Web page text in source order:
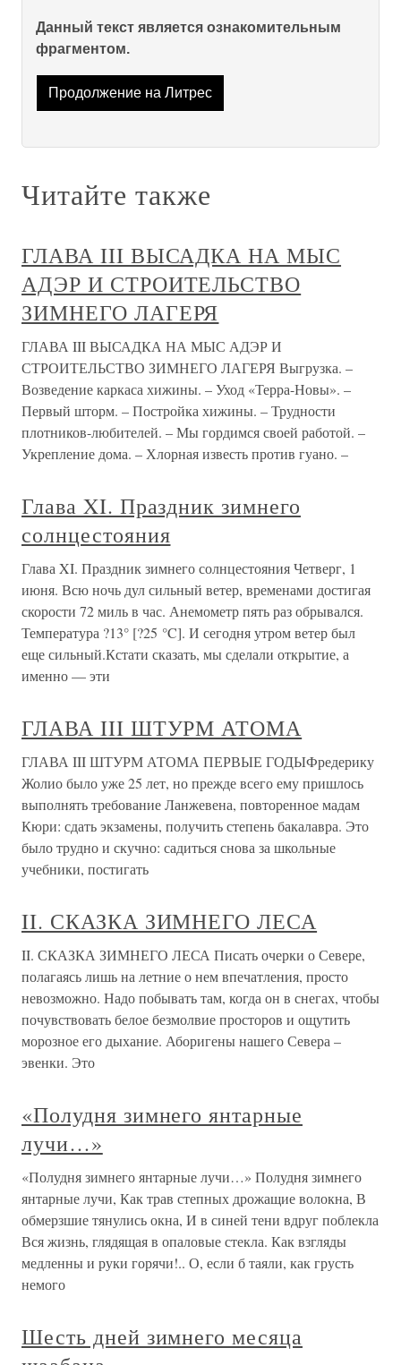
Данный текст является ознакомительным
фрагментом.
Продолжение на Литрес
Читайте также
ГЛАВА III ВЫСАДКА НА МЫС
АДЭР И СТРОИТЕЛЬСТВО
ЗИМНЕГО ЛАГЕРЯ
ГЛАВА III ВЫСАДКА НА МЫС АДЭР И
СТРОИТЕЛЬСТВО ЗИМНЕГО ЛАГЕРЯ Выгрузка. –
Возведение каркаса хижины. – Уход «Терра-Новы». –
Первый шторм. – Постройка хижины. – Трудности
плотников-любителей. – Мы гордимся своей работой. –
Укрепление дома. – Хлорная известь против гуано. –
Глава XI. Праздник зимнего
солнцестояния
Глава XI. Праздник зимнего солнцестояния Четверг, 1
июня. Всю ночь дул сильный ветер, временами достигая
скорости 72 миль в час. Анемометр пять раз обрывался.
Температура ?13° [?25 °C]. И сегодня утром ветер был
еще сильный.Кстати сказать, мы сделали открытие, а
именно — эти
ГЛАВА III ШТУРМ АТОМА
ГЛАВА III ШТУРМ АТОМА ПЕРВЫЕ ГОДЫФредерику
Жолио было уже 25 лет, но прежде всего ему пришлось
выполнять требование Ланжевена, повторенное мадам
Кюри: сдать экзамены, получить степень бакалавра. Это
было трудно и скучно: садиться снова за школьные
учебники, постигать
II. СКАЗКА ЗИМНЕГО ЛЕСА
II. СКАЗКА ЗИМНЕГО ЛЕСА Писать очерки о Севере,
полагаясь лишь на летние о нем впечатления, просто
невозможно. Надо побывать там, когда он в снегах, чтобы
почувствовать белое безмолвие просторов и ощутить
морозное его дыхание. Аборигены нашего Севера –
эвенки. Это
«Полудня зимнего янтарные
лучи…»
«Полудня зимнего янтарные лучи…» Полудня зимнего
янтарные лучи, Как трав степных дрожащие волокна, В
обмерзшие тянулись окна, И в синей тени вдруг поблекла
Вся жизнь, глядящая в опаловые стекла. Как взгляды
медленны и руки горячи!.. О, если б таяли, как грусть
немого
Шесть дней зимнего месяца